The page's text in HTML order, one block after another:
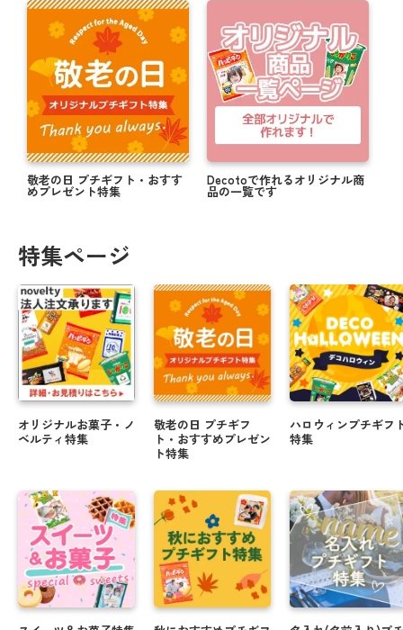
もうっ！
写真入り敬老の日ギフトで顔見せが叶う★☆
帰省の手土産はオリジナルのお菓子でサプライズ☆
夏に贈って喜ばれる！オリジナルギフト特集 .・゜
【購入者全員対象】父の日キャンペーン実施中！
まだ間に合う！≪5/14≫母の日にオススメの商品★
思い出をカタチに☆彡卒業送別にオススメオリジナ
ルギフト
＼ 注文期日間近 ／ バレンタインにまだ間に合う商
品！！
オリジナルギフトでバレンタインを楽しもうっ♪
年末年始に人気★オリジナルラベルのお菓子・お酒
ギフト
☆.・゜
＼ 新米でお届け ／ 米デコギフト ☆彡
ハロウィンのお菓子もオリジナルパッケージで楽し
める♪
会えない時代にも写真入り敬老の日ギフトで顔見せ
敬老の日 プチギフト・おすす
めプレゼント特集
Decotoで作れるオリジナル商
品の一覧です
特集ページ
オリジナルお菓子・ノ
ベルティ特集
敬老の日 プチギフ
ト・おすすめプレゼン
ト特集
ハロウィンプチギフ
特集